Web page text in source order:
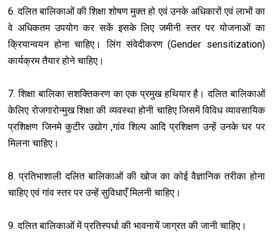
6. दलित बालिकाओं की शिक्षा शोषण मुक्त हो एवं उनके अधिकारों एवं लाभों का
वे अधिकतम उपयोग कर सकें इसके लिए जमीनी स्तर पर योजनाओं का
क्रियान्वयन होना चाहिए। लिंग संवेदीकरण (Gender sensitization)
कार्यक्रम तैयार होने चाहिए।
7. शिक्षा बालिका सशक्तिकरण का एक प्रमुख हथियार है। दलित बालिकाओं
केलिए रोजगारोन्मुख शिक्षा की व्यवस्था होनी चाहिए जिसमें विविध व्यावसायिक
प्रशिक्षण जिनमे कुटीर उद्योग ,गांव शिल्प आदि प्रशिक्षण उन्हें उनके घर पर
मिलना चाहिए।
8. प्रतिभाशाली दलित बालिकाओं की खोज का कोई वैज्ञानिक तरीका होना
चाहिए एवं गांव स्तर पर उन्हें सुविधाएँ मिलनी चाहिए।
9. दलित बालिकाओं में प्रतिस्पर्धा की भावनायें जाग्रत की जानी चाहिए।